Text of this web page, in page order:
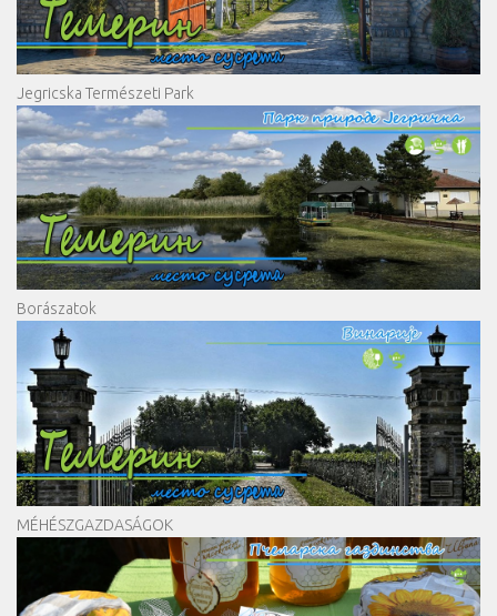
Jegricska Természeti Park
Borászatok
MÉHÉSZGAZDASÁGOK